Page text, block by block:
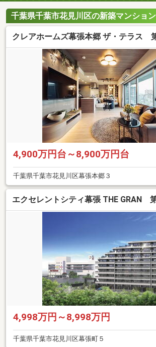
千葉県千葉市花見川区の新築マンション
クレアホームズ幕張本郷 ザ・テラス
4,900万円台～8,900万円台
千葉県千葉市花見川区幕張本郷３
エクセレントシティ幕張 THE GRAN
4,998万円～8,998万円
千葉県千葉市花見川区幕張町５